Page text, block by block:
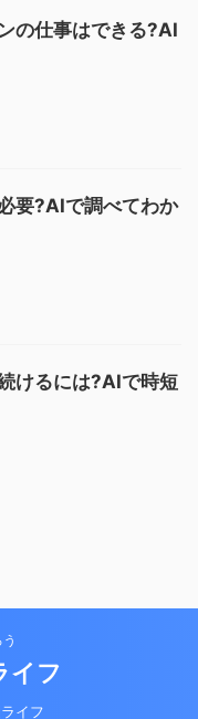
の仕事はできる?AI
要?AIで調べてわか
けるには?AIで時短
イフ
イフ